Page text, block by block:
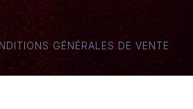
GÉNÉRALES DE VENTE